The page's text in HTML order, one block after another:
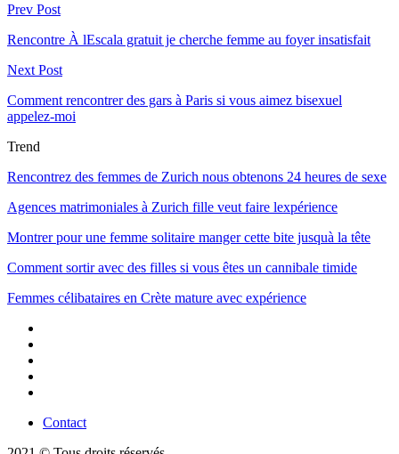
Prev Post
Rencontre À lEscala gratuit je cherche femme au foyer insatisfait
Next Post
Comment rencontrer des gars à Paris si vous aimez bisexuel
appelez-moi
Trend
Rencontrez des femmes de Zurich nous obtenons 24 heures de sexe
Agences matrimoniales à Zurich fille veut faire lexpérience
Montrer pour une femme solitaire manger cette bite jusquà la tête
Comment sortir avec des filles si vous êtes un cannibale timide
Femmes célibataires en Crète mature avec expérience
Contact